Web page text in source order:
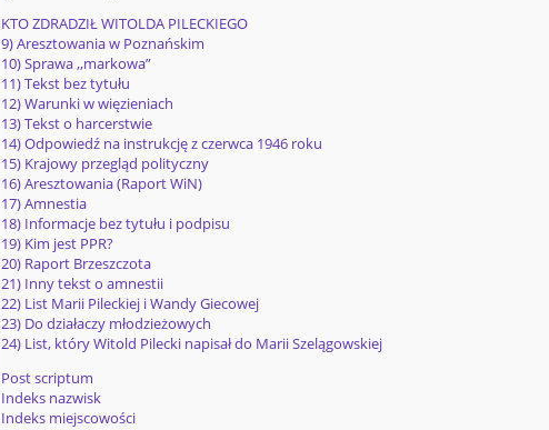
KTO ZDRADZIŁ WITOLDA PILECKIEGO
9) Aresztowania w Poznańskim
10) Sprawa ,,markowa”
11) Tekst bez tytułu
12) Warunki w więzieniach
13) Tekst o harcerstwie
14) Odpowiedź na instrukcję z czerwca 1946 roku
15) Krajowy przegląd polityczny
16) Aresztowania (Raport WiN)
17) Amnestia
18) Informacje bez tytułu i podpisu
19) Kim jest PPR?
20) Raport Brzeszczota
21) Inny tekst o amnestii
22) List Marii Pileckiej i Wandy Giecowej
23) Do działaczy młodzieżowych
24) List, który Witold Pilecki napisał do Marii Szelągowskiej
Post scriptum
Indeks nazwisk
Indeks miejscowości